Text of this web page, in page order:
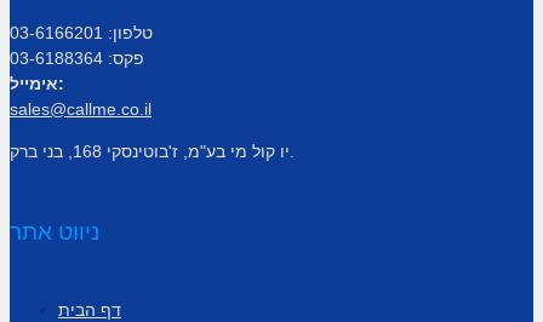
טלפון: 03-6166201
פקס: 03-6188364
אימייל:
sales@callme.co.il
ניווט אתר
דף הבית